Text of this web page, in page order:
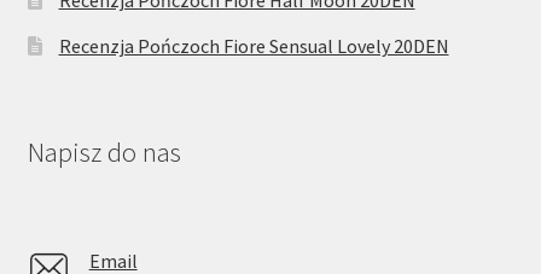
Recenzja Pończoch Fiore Sensual Lovely 20DEN
Napisz do nas
Email